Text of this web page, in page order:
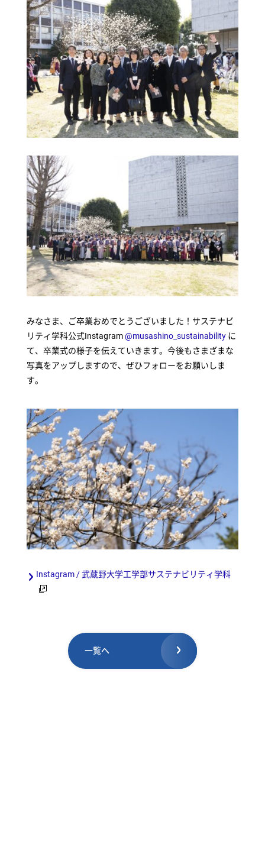
みなさま、ご卒業おめでとうございました！サステナビ
リティ学科公式Instagram@musashino_sustainability に
て、卒業式の様子を伝えていきます。今後もさまざまな
写真をアップしますので、ぜひフォローをお願いしま
す。
Instagram / 武蔵野大学工学部サステナビリティ学科
一覧へ